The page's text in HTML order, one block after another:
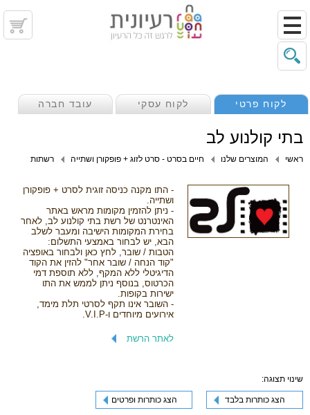
לקוח פרטי לקוח עסקי עובד חברה
בתי קולנוע לב
ראשי המוצרים שלנו חיים בסרט - סרט לזוג + פופקורן ושתייה רשתות
- התו מקנה כניסה זוגית לסרט + פופקורן
ושתייה.
- ניתן להזמין מקומות מראש באתר
האינטרנט של רשת בתי קולנוע לב, לאחר
בחירת המקומות הישיבה ומעבר לשלב
הבא, יש לבחור באמצעי התשלום:
הטבות / שובר, לחץ כאן ולבחור באופציה
"קוד הנחה / שובר אחר" להזין את הקוד
הדיגיטלי ללא המקף, ללא תוספת דמי
הכרטוס, בנוסף ניתן לממש את התו
ישירות בקופות.
- השובר אינו תקף לסרטי תלת מימד,
אירועים מיוחדים ו-V.I.P.
לאתר הרשת
שינוי תצוגה:
הצג כותרות בלבד הצג כותרות ופרטים